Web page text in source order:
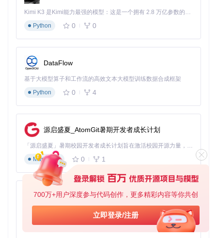
700万+用户深度参与代码创作，更多精彩内容等你共创
立即登录/注册
Kimi K3 是Kimi能力最强的模型：这是一个拥有 2.8 万亿参数的混合专家（MoE）模型，具备原生视觉理解能力，并支持 100 万 token 的上下文窗口。
Python
0 0
DataFlow
基于大模型算子和工作流的高效文本大模型训练数据合成框架
Python
0 4
源启盛夏_AtomGit暑期开发者成长计划
「源启盛夏」暑期校园开发者成长计划旨在激活校园开源力量，通过积分激励、认证扶持、资源倾斜等形式，引导高校组织和开发者完成「入驻 — 建项目 — 做贡献 — 获认证 — 得资源」的完整闭环。无论你是想带领社团入驻平台的组织者，还是希望用代码贡献证明自己的开发者，都能在这里找到属于你的成长路径。
Markdown
0 1
py-xiaozhi
基于Python的Xiaozhi AI，适用于想要完整Xiaozhi体验而无需拥有专用硬件的用户。
Python
0 1